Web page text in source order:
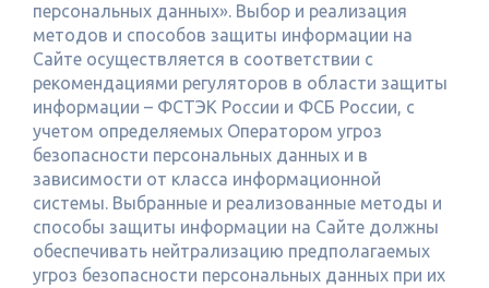
персональных данных». Выбор и реализация
методов и способов защиты информации на
Сайте осуществляется в соответствии с
рекомендациями регуляторов в области защиты
информации – ФСТЭК России и ФСБ России, с
учетом определяемых Оператором угроз
безопасности персональных данных и в
зависимости от класса информационной
системы. Выбранные и реализованные методы и
способы защиты информации на Сайте должны
обеспечивать нейтрализацию предполагаемых
угроз безопасности персональных данных при их